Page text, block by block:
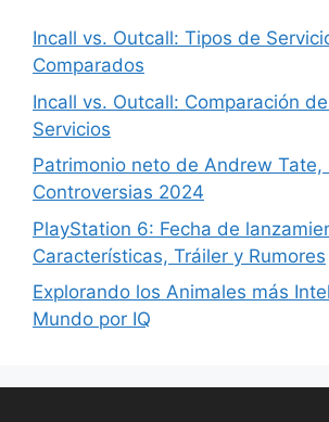
Incall vs. Outcall: Tipos de
Comparados
Incall vs. Outcall: Comparación
Servicios
Patrimonio neto de Andrew Tate,
Controversias 2024
PlayStation 6: Fecha de
Características, Tráiler y Rumores
Explorando los Animales más
Mundo por IQ